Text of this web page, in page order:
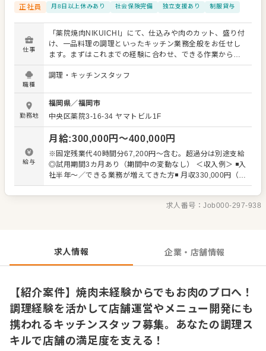
正社員
月8日以上休みあり 社会保険完備 独立支援あり 制服貸与
仕事
「薬院焼肉NIKUICHI」にて、仕込みや肉のカット、盛り付
け、一品料理の調理といったキッチン業務全般をお任せし
ます。まずはこれまでの経験に合わせ、できる作業から始
めていただくため安心です。仕込みの工夫や提供スピー
ド、徹底した衛生管理など、店舗の満足度を裏から支える
びにつながる動きを追求できる面白さがあります。 焼肉店
での勤務が初めてでも、何らかの調理経験があれば問題あ
りません。実務を通して、お肉の専門知識や扱い方、店舗
運営のノウハウを深く学べる環境です。将来的には、新メ
ニューのアイデア出しや仕込みオペレーションの改善、新
人育成、店舗運営サポートなど、幅広い分野で活躍の場を
広げられます。これまでのスキルを活かして次のステップ
へ進みたい方に適した職場です。 ＜おすすめポイント＞ 独
があれば焼肉店未経験でも挑戦でき、将来的にはメニュー
開発や店舗運営のサポートにも携われます。スタッフ一人
職種
調理・キッチンスタッフ
勤務地
福岡県／福岡市
中央区薬院3-16-34 ヤマトビル1F
給与
月給:300,000円〜400,000円
※固定残業代40時間分67,200円～含む。超過分は別途支給
◎試用期間3カ月あり（期間中の変動なし） ＜収入例＞ ◾️入
社半年〜／できる業務が増えてきた方◾️ 月収330,000円（年
収例：約396万円） ┗内訳例：月給320,000円＋目標達成
手当 ◾️経験者／店舗運営のサポートもできる方◾️ 月収
360,000円（年収例：約432万円） ┗内訳例：月給
求人番号：Job000-297-938
求人情報 企業・店舗情報
【紹介案件】焼肉未経験からでもお肉のプロへ！
調理経験を活かして店舗運営やメニュー開発にも
携われるキッチンスタッフ募集。あなたの調理ス
キルで店舗の満足度を支える！